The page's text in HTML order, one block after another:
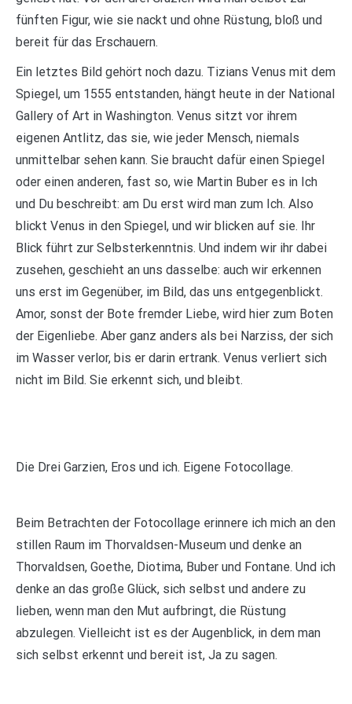
fünften Figur, wie sie nackt und ohne Rüstung, bloß und
bereit für das Erschauern.
Ein letztes Bild gehört noch dazu. Tizians Venus mit dem
Spiegel, um 1555 entstanden, hängt heute in der National
Gallery of Art in Washington. Venus sitzt vor ihrem
eigenen Antlitz, das sie, wie jeder Mensch, niemals
unmittelbar sehen kann. Sie braucht dafür einen Spiegel
oder einen anderen, fast so, wie Martin Buber es in Ich
und Du beschreibt: am Du erst wird man zum Ich. Also
blickt Venus in den Spiegel, und wir blicken auf sie. Ihr
Blick führt zur Selbsterkenntnis. Und indem wir ihr dabei
zusehen, geschieht an uns dasselbe: auch wir erkennen
uns erst im Gegenüber, im Bild, das uns entgegenblickt.
Amor, sonst der Bote fremder Liebe, wird hier zum Boten
der Eigenliebe. Aber ganz anders als bei Narziss, der sich
im Wasser verlor, bis er darin ertrank. Venus verliert sich
nicht im Bild. Sie erkennt sich, und bleibt.
Die Drei Garzien, Eros und ich. Eigene Fotocollage.
Beim Betrachten der Fotocollage erinnere ich mich an den
stillen Raum im Thorvaldsen-Museum und denke an
Thorvaldsen, Goethe, Diotima, Buber und Fontane. Und ich
denke an das große Glück, sich selbst und andere zu
lieben, wenn man den Mut aufbringt, die Rüstung
abzulegen. Vielleicht ist es der Augenblick, in dem man
sich selbst erkennt und bereit ist, Ja zu sagen.